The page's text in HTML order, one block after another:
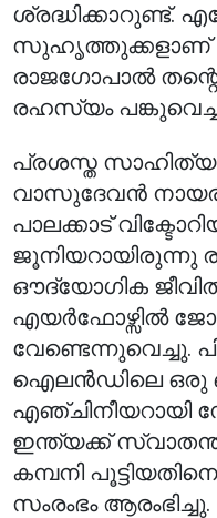
ശ്രദ്ധിക്കാറുണ്ട്.
സുഹൃത്തുക്കളാണ്
രാജഗോപാൽ
രഹസ്യം
പ്രശസ്ത
വാസുദേവൻ നായരും
പാലക്കാട്
ജൂനിയറായിരുന്നു
ഔദ്യോഗിക
എയർഫോഴ്സിൽ
വേണ്ടെന്നുവെച്ചു.
ഐലൻഡിലെ ഒരു
എഞ്ചിനീയറായി
ഇന്ത്യക്ക്
കമ്പനി
സംരംഭം